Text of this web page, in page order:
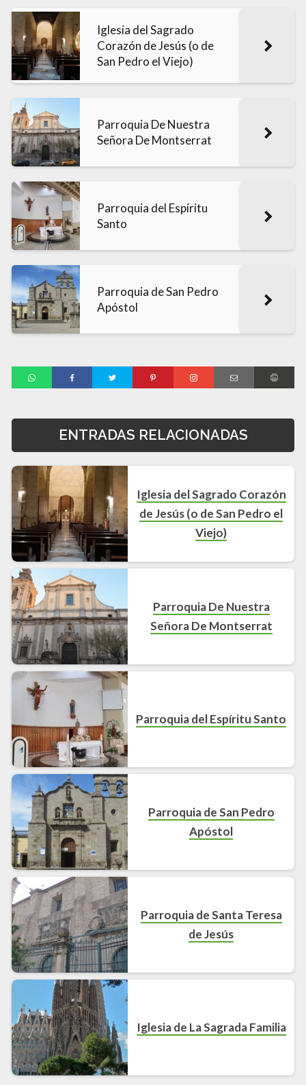
Iglesia del Sagrado
Corazón de Jesús (o de
San Pedro el Viejo)
Parroquia De Nuestra
Señora De Montserrat
Parroquia del Espíritu
Santo
Parroquia de San Pedro
Apóstol
ENTRADAS RELACIONADAS
Iglesia del Sagrado Corazón
de Jesús (o de San Pedro el
Viejo)
Parroquia De Nuestra
Señora De Montserrat
Parroquia del Espíritu Santo
Parroquia de San Pedro
Apóstol
Parroquia de Santa Teresa
de Jesús
Iglesia de La Sagrada Familia